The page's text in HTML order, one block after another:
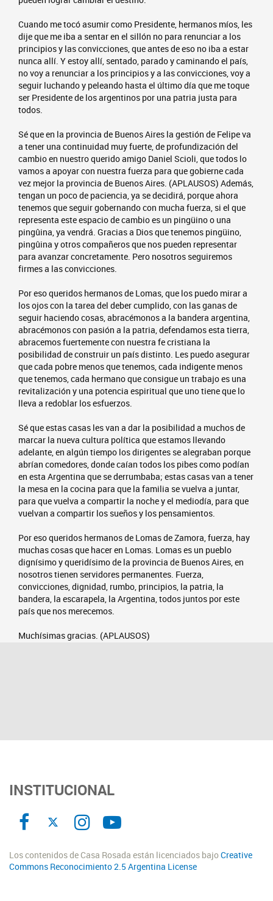
Cuando me tocó asumir como Presidente, hermanos míos, les
dije que me iba a sentar en el sillón no para renunciar a los
principios y las convicciones, que antes de eso no iba a estar
nunca allí. Y estoy allí, sentado, parado y caminando el país,
no voy a renunciar a los principios y a las convicciones, voy a
seguir luchando y peleando hasta el último día que me toque
ser Presidente de los argentinos por una patria justa para
todos.
Sé que en la provincia de Buenos Aires la gestión de Felipe va
a tener una continuidad muy fuerte, de profundización del
cambio en nuestro querido amigo Daniel Scioli, que todos lo
vamos a apoyar con nuestra fuerza para que gobierne cada
vez mejor la provincia de Buenos Aires. (APLAUSOS) Además,
tengan un poco de paciencia, ya se decidirá, porque ahora
tenemos que seguir gobernando con mucha fuerza, si el que
representa este espacio de cambio es un pingüino o una
pingûina, ya vendrá. Gracias a Dios que tenemos pingüino,
pingûina y otros compañeros que nos pueden representar
para avanzar concretamente. Pero nosotros seguiremos
firmes a las convicciones.
Por eso queridos hermanos de Lomas, que los puedo mirar a
los ojos con la tarea del deber cumplido, con las ganas de
seguir haciendo cosas, abracémonos a la bandera argentina,
abracémonos con pasión a la patria, defendamos esta tierra,
abracemos fuertemente con nuestra fe cristiana la
posibilidad de construir un país distinto. Les puedo asegurar
que cada pobre menos que tenemos, cada indigente menos
que tenemos, cada hermano que consigue un trabajo es una
revitalización y una potencia espiritual que uno tiene que lo
lleva a redoblar los esfuerzos.
Sé que estas casas les van a dar la posibilidad a muchos de
marcar la nueva cultura política que estamos llevando
adelante, en algún tiempo los dirigentes se alegraban porque
abrían comedores, donde caían todos los pibes como podían
en esta Argentina que se derrumbaba; estas casas van a tener
la mesa en la cocina para que la familia se vuelva a juntar,
para que vuelva a compartir la noche y el mediodía, para que
vuelvan a compartir los sueños y los pensamientos.
Por eso queridos hermanos de Lomas de Zamora, fuerza, hay
muchas cosas que hacer en Lomas. Lomas es un pueblo
dignísimo y queridísimo de la provincia de Buenos Aires, en
nosotros tienen servidores permanentes. Fuerza,
convicciones, dignidad, rumbo, principios, la patria, la
bandera, la escarapela, la Argentina, todos juntos por este
país que nos merecemos.
Muchísimas gracias. (APLAUSOS)
INSTITUCIONAL
Los contenidos de Casa Rosada están licenciados bajoCreative
Commons Reconocimiento 2.5 Argentina License